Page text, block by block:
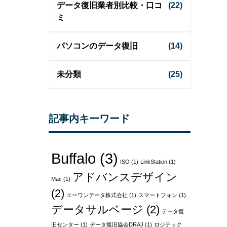
データ復旧業者別比較・口コ
ミ
(22)
パソコンのデータ復旧 (14)
未分類 (25)
記事内キーワード
Buffalo (3) ISO (1) LinkStation (1)
Mac (1) アドバンスデザイン
(2) エーワンデータ株式会社 (1) スマートフォン (1)
データサルベージ (2) データ復
旧センター (1) データ復旧協会DRAJ (1) ロジテック